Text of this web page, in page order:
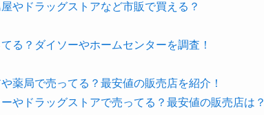
やドラッグストアなど市販で買える？
る？ダイソーやホームセンターを調査！
薬局で売ってる？最安値の販売店を紹介！
やドラッグストアで売ってる？最安値の販売店は？